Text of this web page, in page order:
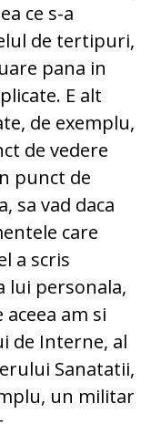
ce s-a
de tertipuri,
pana in
E alt
de exemplu,
de vedere
punct de
sa vad daca
care
a scris
lui personala,
am si
de Interne, al
Sanatatii,
un militar